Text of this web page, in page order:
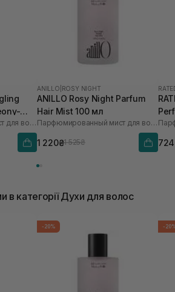
Парфюмированный мист для волос пион-кокос-сандал
ANILLO ROSY NIGHT
ANILLO Rosy Night Parfum
Hair Mist 100 мл
Парфюмированный мист для волос
1 220₴1 525₴
в категорії Духи для волос
-20% -